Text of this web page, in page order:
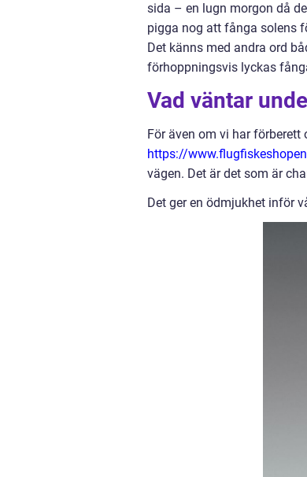
sida – en lugn morgon då
pigga nog att fånga solens
Det känns med andra ord
förhoppningsvis lyckas
Vad väntar
För även om vi har
https://
vägen. Det är det som är
Det ger en ödmjukhet inför